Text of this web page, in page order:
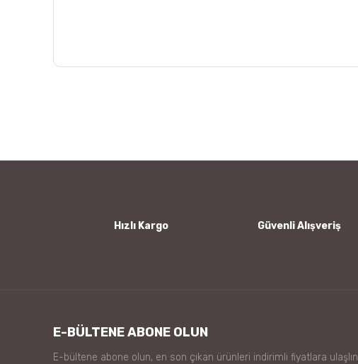
Hızlı Kargo Güvenli Alışveriş
E-BÜLTENE ABONE OLUN
E-bültene abone olun, en son çıkan ürünleri indirimli fiyatlara ulaşlın